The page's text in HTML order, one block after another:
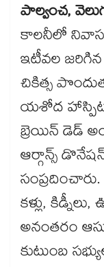
పాల్వంచ,
కాలనీలో
ఇటీవల
చికిత్స
యశోద
బ్రెయిన్ డెడ్
ఆర్గాన్స్
కళ్లు,
అనంతరం
కుటుంబ